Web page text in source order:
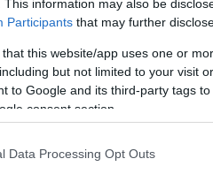
This information may also be
Participants that may further
that this website/app uses one or
but not limited to your visit
to Google and its third-party tags
consent section.
Data Processing Opt Outs
στην τοπική
ότι:
(15) χρόνια μετά τη